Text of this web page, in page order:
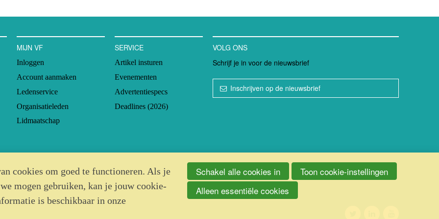
MIJN VF
Inloggen
Account aanmaken
Ledenservice
Organisatieleden
Lidmaatschap
SERVICE
Artikel insturen
Evenementen
Advertentiespecs
Deadlines (2026)
VOLG ONS
Schrijf je in voor de nieuwsbrief
Inschrijven op de nieuwsbrief
cookies om goed te functioneren. Als je
mogen gebruiken, kan je jouw cookie-
is beschikbaar in onze
Schakel alle cookies in
Toon cookie-instellingen
Alleen essentiële cookies